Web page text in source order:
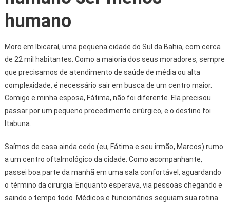
humano
Moro em Ibicaraí, uma pequena cidade do Sul da Bahia, com cerca
de 22 mil habitantes. Como a maioria dos seus moradores, sempre
que precisamos de atendimento de saúde de média ou alta
complexidade, é necessário sair em busca de um centro maior.
Comigo e minha esposa, Fátima, não foi diferente. Ela precisou
passar por um pequeno procedimento cirúrgico, e o destino foi
Itabuna.
Saímos de casa ainda cedo (eu, Fátima e seu irmão, Marcos) rumo
a um centro oftalmológico da cidade. Como acompanhante,
passei boa parte da manhã em uma sala confortável, aguardando
o término da cirurgia. Enquanto esperava, via pessoas chegando e
saindo o tempo todo. Médicos e funcionários seguiam sua rotina